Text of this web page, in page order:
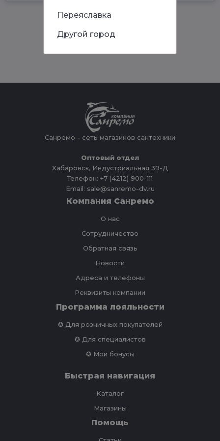
Санремо - сеть магазинов сантехники
Оптовый отдел
Хабаровск, Индустриальная 39-Д
Телефон: +7 (4212) 900-111
Email: sale@sanremo-dv.ru
Компания Санремо
О нас
Сотрудничество
Обратная связь
Новости
Адреса и телефоны
Реквизиты компании
Программа лояльности
✪ Для розничных покупателей
✪ Для специалистов
✪ Мои бонусы
Быстрая навигация
Каталог
Магазины
Помощь
Переяславка
Другой город